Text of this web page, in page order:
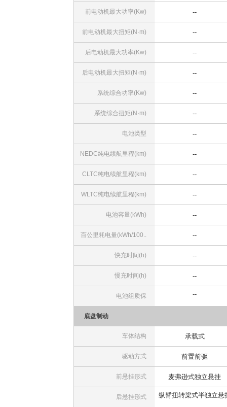
前电动机最大功率(Kw)
前电动机最大扭矩(N·m)
后电动机最大功率(Kw)
后电动机最大扭矩(N·m)
系统综合功率(Kw)
系统综合扭矩(N·m)
电池类型
NEDC纯电续航里程(km)
CLTC纯电续航里程(km)
WLTC纯电续航里程(km)
电池容量(kWh)
百公里耗电量(kWh/100..
快充时间(h)
慢充时间(h)
电池组质保
底盘制动
车体结构
驱动方式
前悬挂形式
后悬挂形式
--
--
--
--
--
--
--
--
--
--
--
--
--
--
--
承载式
前置前驱
麦弗逊式独立悬挂
纵臂扭转梁式半独立悬